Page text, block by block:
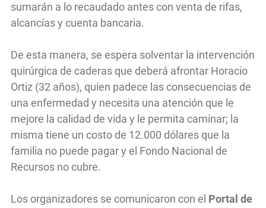
sumarán a lo recaudado antes con venta de rifas,
alcancías y cuenta bancaria.
De esta manera, se espera solventar la intervención
quirúrgica de caderas que deberá afrontar Horacio
Ortiz (32 años), quien padece las consecuencias de
una enfermedad y necesita una atención que le
mejore la calidad de vida y le permita caminar; la
misma tiene un costo de 12.000 dólares que la
familia no puede pagar y el Fondo Nacional de
Recursos no cubre.
Los organizadores se comunicaron con el Portal de